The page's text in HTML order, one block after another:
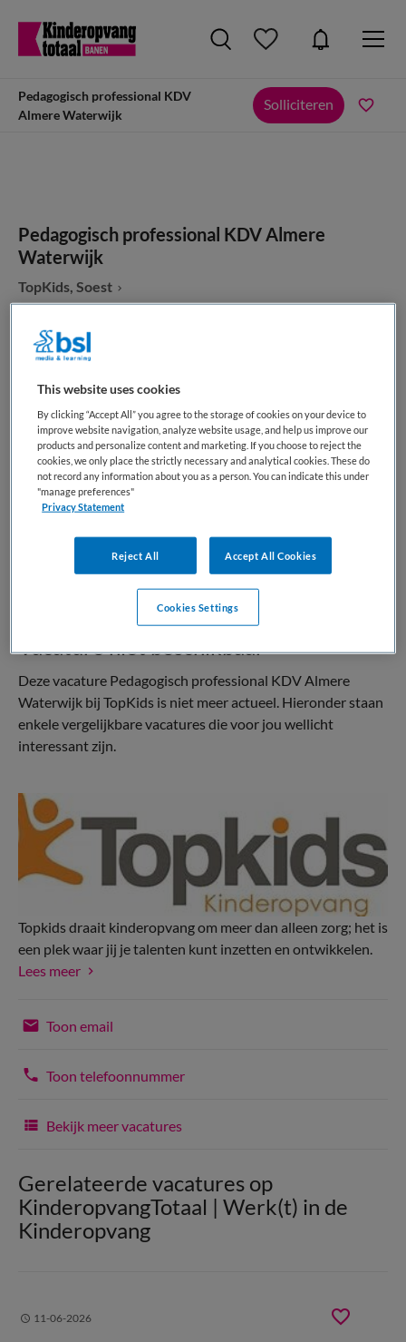
Pedagogisch professional KDV
Almere Waterwijk
Solliciteren
Pedagogisch professional KDV Almere
Waterwijk
TopKids, Soest
Kinderopvang Overige beroepen
BRANCHE
KDV
AANSTELLING
Vaste aanstelling
PLAATSINGSDATUM
DIENSTVERBAND
Parttime
Vacature niet beschikbaar
Deze vacature Pedagogisch professional KDV Almere
Waterwijk bij TopKids is niet meer actueel. Hieronder staan
enkele vergelijkbare vacatures die voor jou wellicht
interessant zijn.
Topkids draait kinderopvang om meer dan alleen zorg; het is
een plek waar jij je talenten kunt inzetten en ontwikkelen.
Lees meer
Toon email
Toon telefoonnummer
Bekijk meer vacatures
Gerelateerde vacatures op
KinderopvangTotaal | Werk(t) in de
Kinderopvang
11-06-2026
This website uses cookies
By clicking “Accept All” you agree to the storage of cookies on your device to
improve website navigation, analyze website usage, and help us improve our
products and personalize content and marketing. If you choose to reject the
cookies, we only place the strictly necessary and analytical cookies. These do
not record any information about you as a person. You can indicate this under
"manage preferences"
Privacy Statement
Reject All Accept All Cookies
Cookies Settings